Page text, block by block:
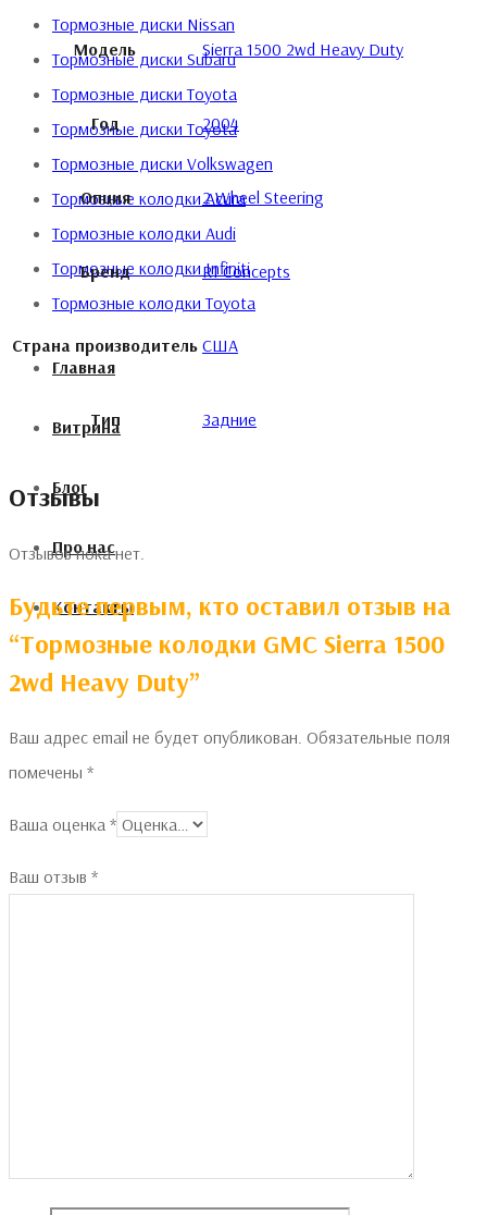
Тормозные диски Nissan
Тормозные диски Subaru
Тормозные диски Toyota
Тормозные диски Toyota
Тормозные диски Volkswagen
Тормозные колодки Acura
Тормозные колодки Audi
Тормозные колодки Infiniti
Тормозные колодки Toyota
Главная
Витрина
Блог
Про нас
Контакты
Модель Sierra 1500 2wd Heavy Duty
Год 2004
Опция 2 Wheel Steering
Бренд R1 Concepts
Страна производитель США
Тип Задние
Отзывы
Отзывов пока нет.
Будьте первым, кто оставил отзыв на
“Тормозные колодки GMC Sierra 1500
2wd Heavy Duty”
Ваш адрес email не будет опубликован. Обязательные поля
помечены *
Ваша оценка *
Ваш отзыв *